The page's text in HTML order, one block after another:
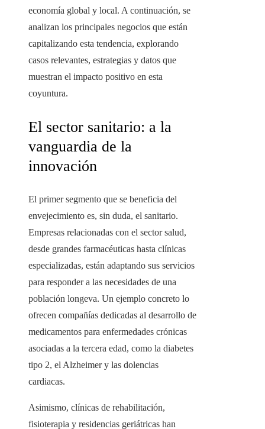
economía global y local. A continuación, se
analizan los principales negocios que están
capitalizando esta tendencia, explorando
casos relevantes, estrategias y datos que
muestran el impacto positivo en esta
coyuntura.
El sector sanitario: a la
vanguardia de la
innovación
El primer segmento que se beneficia del
envejecimiento es, sin duda, el sanitario.
Empresas relacionadas con el sector salud,
desde grandes farmacéuticas hasta clínicas
especializadas, están adaptando sus servicios
para responder a las necesidades de una
población longeva. Un ejemplo concreto lo
ofrecen compañías dedicadas al desarrollo de
medicamentos para enfermedades crónicas
asociadas a la tercera edad, como la diabetes
tipo 2, el Alzheimer y las dolencias
cardiacas.
Asimismo, clínicas de rehabilitación,
fisioterapia y residencias geriátricas han